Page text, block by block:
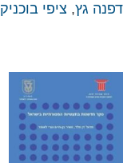
דפנה גץ, ציפי בוכניק